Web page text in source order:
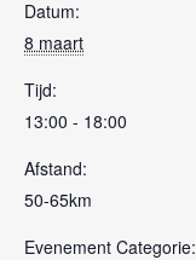
Datum:
8 maart
Tijd:
13:00 - 18:00
Afstand:
50-65km
Evenement Categorie: